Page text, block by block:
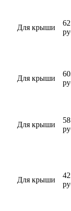
Для крыши
Для крыши
Для крыши
Для крыши